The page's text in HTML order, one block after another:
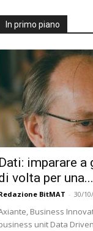
In primo piano
Dati: imparare
volta per una...
BitMAT - 30/
Business
unit Data